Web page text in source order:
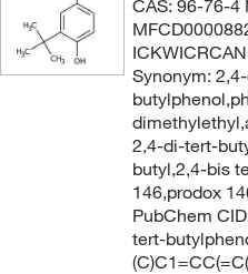
CAS: 96-76-4
Synonym:
2,4-di-tert-
butyl,2,4-bis
146,prodox
PubChem
tert-